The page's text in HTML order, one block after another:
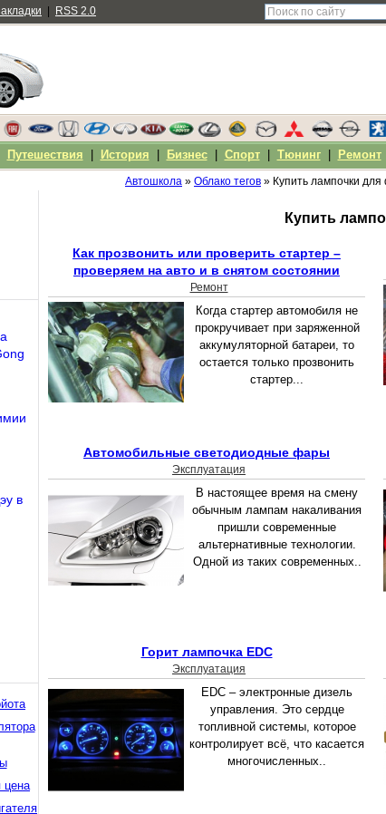
Автошкола » Облако тегов » Купить лампочки
Купить
Как прозвонить или проверить стартер –
проверяем на авто и в снятом состоянии
Ремонт
Когда стартер автомобиля не
прокручивает при заряженной
аккумуляторной батареи, то
остается только прозвонить
стартер...
Автомобильные светодиодные фары
Эксплуатация
В настоящее время на смену
обычным лампам накаливания
пришли современные
альтернативные технологии.
Одной из таких современных..
Горит лампочка EDC
Эксплуатация
EDC – электронные дизель
управления. Это сердце
топливной системы, которое
контролирует всё, что касается
многочисленных..
в
цена
RSS 2.0
Путешествия История Бизнес| Спорт| Тюнинг| Ремонт